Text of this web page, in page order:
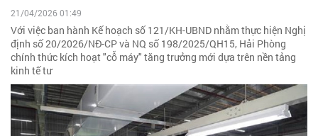
21/04/2026 01:49
Với việc ban hành Kế hoạch số 121/KH-UBND nhằm thực hiện Nghị
định số 20/2026/NĐ-CP và NQ số 198/2025/QH15, Hải Phòng
chính thức kích hoạt "cỗ máy" tăng trưởng mới dựa trên nền tảng
kinh tế tư